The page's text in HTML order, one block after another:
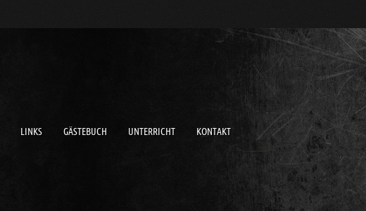
LINKS GÄSTEBUCH UNTERRICHT KONTAKT